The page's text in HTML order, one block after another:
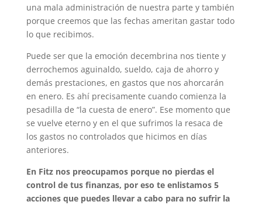
una mala administración de nuestra parte y también
porque creemos que las fechas ameritan gastar todo
lo que recibimos.
Puede ser que la emoción decembrina nos tiente y
derrochemos aguinaldo, sueldo, caja de ahorro y
demás prestaciones, en gastos que nos ahorcarán
en enero. Es ahí precisamente cuando comienza la
pesadilla de “la cuesta de enero”. Ese momento que
se vuelve eterno y en el que sufrimos la resaca de
los gastos no controlados que hicimos en días
anteriores.
En Fitz nos preocupamos porque no pierdas el
control de tus finanzas, por eso te enlistamos 5
acciones que puedes llevar a cabo para no sufrir la